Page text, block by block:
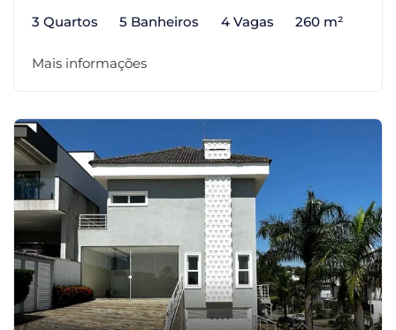
3 Quartos 5 Banheiros 4 Vagas 260 m²
Mais informações